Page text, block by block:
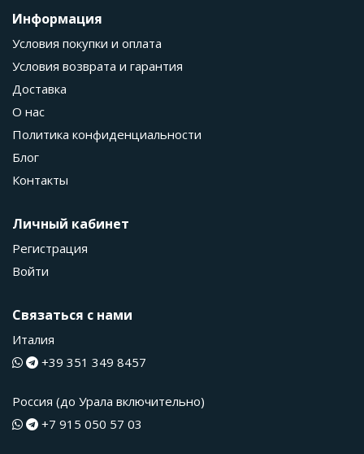
Информация
Условия покупки и оплата
Условия возврата и гарантия
Доставка
О нас
Политика конфиденциальности
Блог
Контакты
Личный кабинет
Регистрация
Войти
Связаться с нами
Италия
+39 351 349 8457
Россия (до Урала включительно)
+7 915 050 57 03